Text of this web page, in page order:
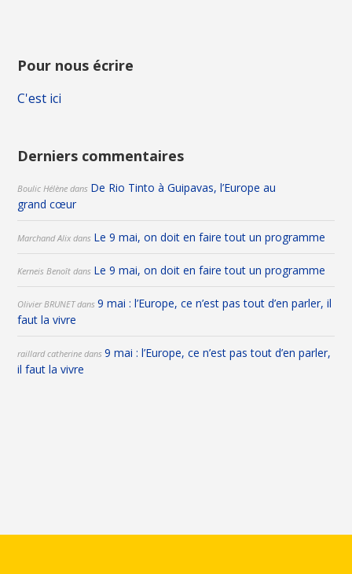
Pour nous écrire
C'est ici
Derniers commentaires
Boulic Hélène dans De Rio Tinto à Guipavas, l’Europe au
grand cœur
Marchand Alix dans Le 9 mai, on doit en faire tout un programme
Kerneis Benoît dans Le 9 mai, on doit en faire tout un programme
Olivier BRUNETdans9 mai : l’Europe, ce n’est pas tout d’en parler, il
faut la vivre
raillard catherine dans9 mai : l’Europe, ce n’est pas tout d’en parler,
il faut la vivre